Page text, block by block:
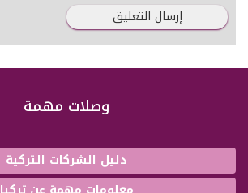
وصلات مهمة
دليل الشركات التركية